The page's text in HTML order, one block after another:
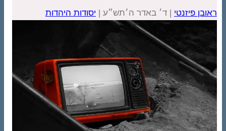
ראובן פיזנטי | ד׳ באדר ה׳תש״ע | יסודות היהדות